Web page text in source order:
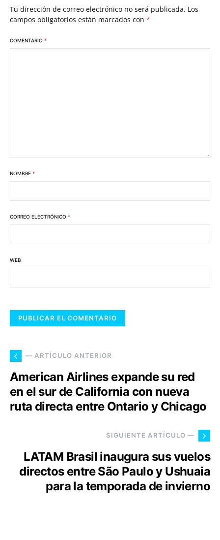
Tu dirección de correo electrónico no será publicada. Los
campos obligatorios están marcados con *
COMENTARIO *
NOMBRE *
CORREO ELECTRÓNICO *
WEB
— ARTÍCULO ANTERIOR
American Airlines expande su red
en el sur de California con nueva
ruta directa entre Ontario y Chicago
SIGUIENTE ARTÍCULO —
LATAM Brasil inaugura sus vuelos
directos entre São Paulo y Ushuaia
para la temporada de invierno